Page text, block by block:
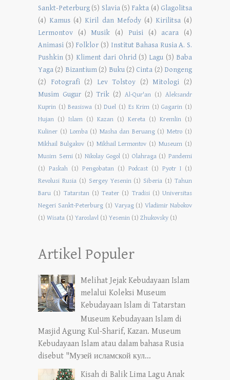
Sankt-Peterburg (5) Slavia (5) Fakta (4) Glagolitsa
(4) Kamus (4) Kiril dan Mefody (4) Kirilitsa (4)
Lermontov
(4) Musik (4) Puisi (4) acara
(4)
Animasi (3) Folklor (3) Institut Bahasa Rusia A. S.
Pushkin (3) Kliment dari Ohrid (3) Lagu (3) Baba
Yaga (2) Bizantium (2) Buku (2) Cinta (2) Dongeng
(2)
Fotografi (2) Lev Tolstoy (2) Mitologi (2)
Musim Gugur (2) Trik (2) Al-Qur'an (1) Aleksandr
Kuprin (1) Beasiswa (1) Duel (1) Es Krim (1) Gagarin (1)
Hujan (1) Islam (1) Kazan (1) Kereta (1) Kremlin (1)
Kuliner (1) Lomba (1) Masha dan Beruang (1) Metro (1)
Mikhail Bulgakov (1) Mikhail Lermontov (1) Museum (1)
Musim Semi (1) Nikolay Gogol (1) Olahraga (1) Pandemi
(1) Paskah (1) Pengobatan (1) Podcast (1) Pyotr I (1)
Revolusi Rusia (1) Sergey Yesenin (1) Siberia (1) Tahun
Baru (1) Tatarstan (1) Teater (1) Tradisi (1) Universitas
Negeri Sankt-Peterburg (1) Varyag (1) Vladimir Nabokov
(1) Wisata (1) Yaroslavl (1) Yesenin (1) Zhukovsky (1)
Artikel Populer
Melihat Jejak Kebudayaan Islam
melalui Koleksi Museum
Kebudayaan Islam di Tatarstan
Museum Kebudayaan Islam di
Masjid Agung Kul-Sharif, Kazan. Museum
Kebudayaan Islam atau dalam bahasa Rusia
disebut "Музей исламской кул...
Kisah di Balik Lima Lagu Anak